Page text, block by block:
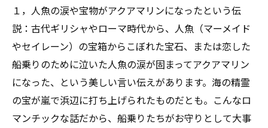
１，人魚の涙や宝物がアクアマリンになったという伝
説：古代ギリシャやローマ時代から、人魚（マーメイド
やセイレーン）の宝箱からこぼれた宝石、または恋した
船乗りのために泣いた人魚の涙が固まってアクアマリン
になった、という美しい言い伝えがあります。海の精霊
の宝が嵐で浜辺に打ち上げられたものだとも。こんなロ
マンチックな話だから、船乗りたちがお守りとして大事